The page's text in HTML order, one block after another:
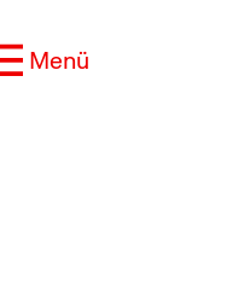
Menü